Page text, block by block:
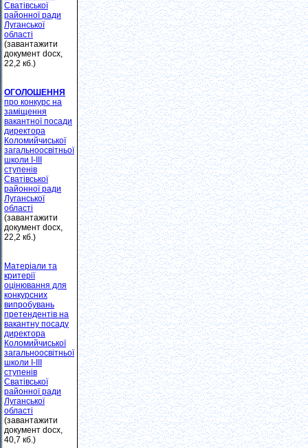
Сватівської
районної ради
Луганської
області
(завантажити
документ docx,
22,2 кб.)
ОГОЛОШЕННЯ
про конкурс на
заміщення
вакантної посади
директора
Коломийчиської
загальноосвітньої
школи І-ІІІ
ступенів
Сватівської
районної ради
Луганської
області
(завантажити
документ docx,
22,2 кб.)
Матеріали та
критерії
оцінювання для
конкурсних
випробувань
претендентів на
вакантну посаду
директора
Коломийчиської
загальноосвітньої
школи І-ІІІ
ступенів
Сватівської
районної ради
Луганської
області
(завантажити
документ docx,
40,7 кб.)